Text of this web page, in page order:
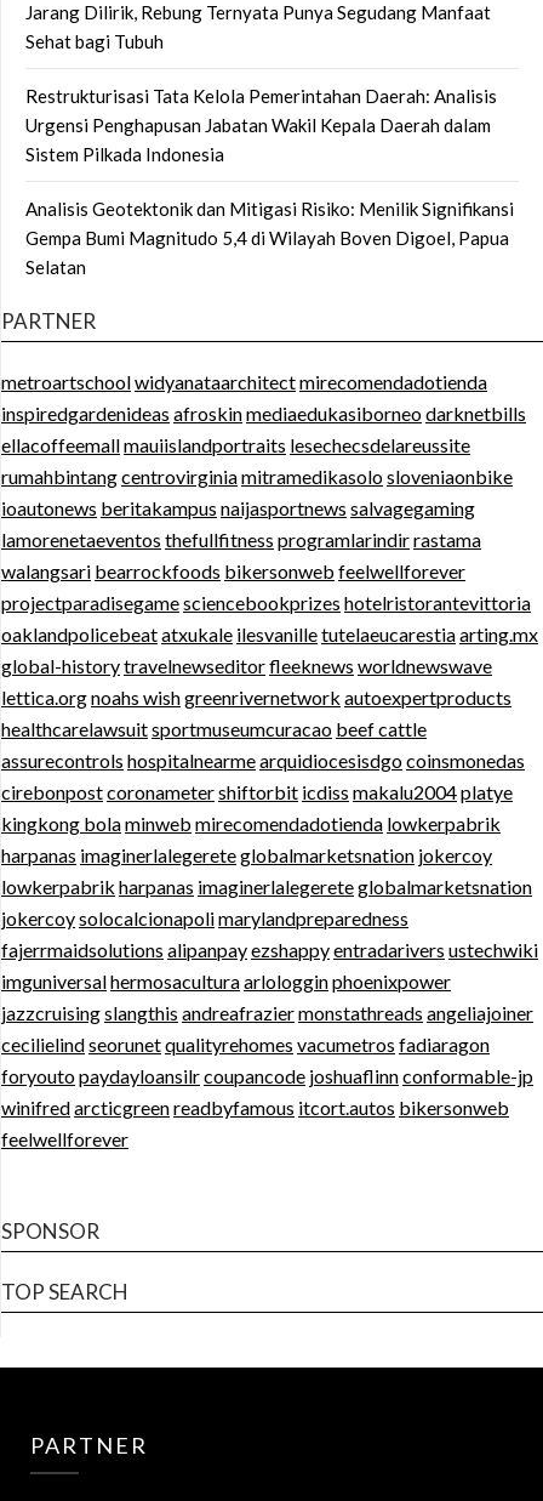
Jarang Dilirik, Rebung Ternyata Punya Segudang Manfaat
Sehat bagi Tubuh
Restrukturisasi Tata Kelola Pemerintahan Daerah: Analisis
Urgensi Penghapusan Jabatan Wakil Kepala Daerah dalam
Sistem Pilkada Indonesia
Analisis Geotektonik dan Mitigasi Risiko: Menilik Signifikansi
Gempa Bumi Magnitudo 5,4 di Wilayah Boven Digoel, Papua
Selatan
PARTNER
metroartschoolwidyanataarchitectmirecomendadotienda
inspiredgardenideas afroskinmediaedukasiborneodarknetbills
ellacoffeemallmauiislandportraits lesechecsdelareussite
rumahbintangcentrovirginiamitramedikasolosloveniaonbike
ioautonews beritakampus naijasportnews salvagegaming
lamorenetaeventos thefullfitness programlarindirrastama
walangsari bearrockfoods bikersonweb feelwellforever
projectparadisegamesciencebookprizes hotelristorantevittoria
oaklandpolicebeatatxukale ilesvanilletutelaeucarestiaarting.mx
global-historytravelnewseditorfleeknews worldnewswave
lettica.orgnoahs wishgreenrivernetwork autoexpertproducts
healthcarelawsuitsportmuseumcuracao beef cattle
assurecontrols hospitalnearmearquidiocesisdgocoinsmonedas
cirebonpostcoronametershiftorbit icdiss makalu2004platye
kingkong bolaminweb mirecomendadotienda lowkerpabrik
harpanas imaginerlalegereteglobalmarketsnation jokercoy
lowkerpabrik harpanas imaginerlalegereteglobalmarketsnation
jokercoysolocalcionapolimarylandpreparedness
fajerrmaidsolutions alipanpayezshappyentradarivers ustechwiki
imguniversalhermosaculturaarlologginphoenixpower
jazzcruisingslangthis andreafraziermonstathreads angeliajoiner
cecilielindseorunetqualityrehomes vacumetros fadiaragon
foryoutopaydayloansilrcoupancode joshuaflinnconformable-jp
winifredarcticgreenreadbyfamous itcort.autos bikersonweb
feelwellforever
SPONSOR
TOP SEARCH
PARTNER